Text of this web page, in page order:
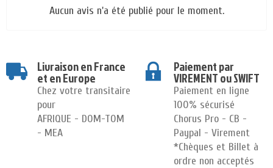
Aucun avis n'a été publié pour le moment.
Livraison en France
et en Europe
Chez votre transitaire
pour
AFRIQUE - DOM-TOM
- MEA
Paiement par
VIREMENT ou SWIFT
Paiement en ligne
100% sécurisé
Chorus Pro - CB -
Paypal - Virement
*Chèques et Billet à
ordre non acceptés